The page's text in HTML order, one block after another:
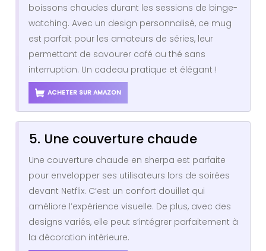
boissons chaudes durant les sessions de binge-
watching. Avec un design personnalisé, ce mug
est parfait pour les amateurs de séries, leur
permettant de savourer café ou thé sans
interruption. Un cadeau pratique et élégant !
ACHETER SUR AMAZON
5. Une couverture chaude
Une couverture chaude en sherpa est parfaite
pour envelopper ses utilisateurs lors de soirées
devant Netflix. C’est un confort douillet qui
améliore l’expérience visuelle. De plus, avec des
designs variés, elle peut s’intégrer parfaitement à
la décoration intérieure.